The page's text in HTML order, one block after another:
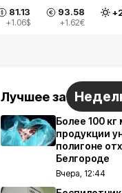
81.13
+1.06$
93.58
+1.62€
+
Лучшее за
Более 100 кг
продукции
полигоне
Белгороде
Вчера, 12:44